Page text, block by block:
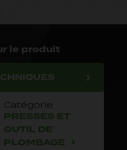
le produit
Catégorie
PRESSES ET
OUTIL DE
PLOMBAGE